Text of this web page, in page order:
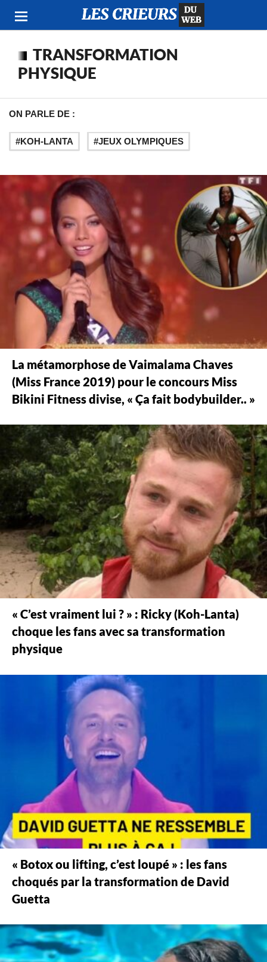
TRANSFORMATION
PHYSIQUE
ON PARLE DE :
KOH-LANTA JEUX OLYMPIQUES
La métamorphose de Vaimalama Chaves
(Miss France 2019) pour le concours Miss
Bikini Fitness divise, « Ça fait bodybuilder.. »
« C’est vraiment lui ? » : Ricky (Koh-Lanta)
choque les fans avec sa transformation
physique
« Botox ou lifting, c’est loupé » : les fans
choqués par la transformation de David
Guetta